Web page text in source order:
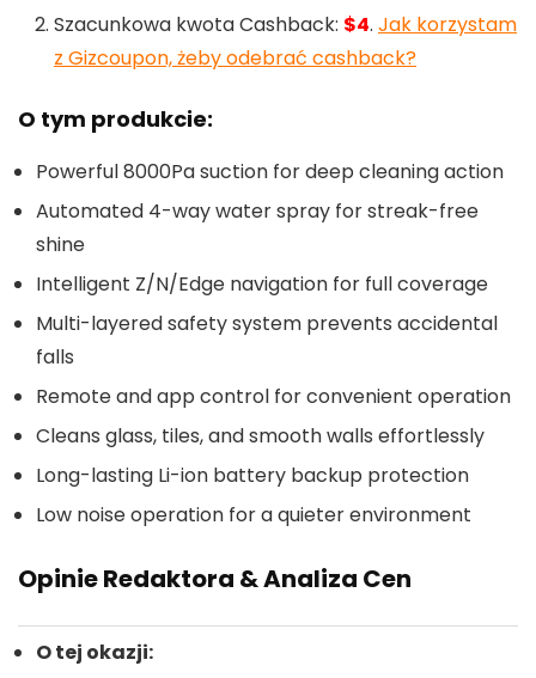
Szacunkowa kwota Cashback: $4. Jak korzystam
z Gizcoupon, żeby odebrać cashback?
O tym produkcie:
Powerful 8000Pa suction for deep cleaning action
Automated 4-way water spray for streak-free
shine
Intelligent Z/N/Edge navigation for full coverage
Multi-layered safety system prevents accidental
falls
Remote and app control for convenient operation
Cleans glass, tiles, and smooth walls effortlessly
Long-lasting Li-ion battery backup protection
Low noise operation for a quieter environment
Opinie Redaktora & Analiza Cen
O tej okazji: